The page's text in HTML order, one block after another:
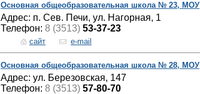
Основная общеобразовательная школа № 23, МОУ
Адрес: п. Сев. Печи, ул. Нагорная, 1
Телефон: 8 (3513) 53-37-23
сайт e-mail
Основная общеобразовательная школа № 28, МОУ
Адрес: ул. Березовская, 147
Телефон: 8 (3513) 57-80-70